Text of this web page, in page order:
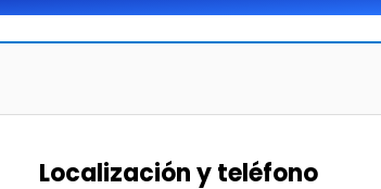
Localización y teléfono